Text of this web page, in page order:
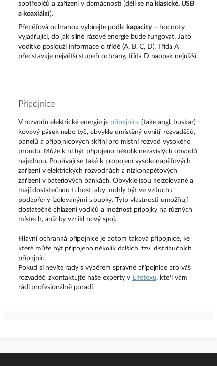
spotřebičů a zařízení v domácnosti (dělí se na klasické, USB
a koaxiální).
Přepěťová ochranou vybírejte podle kapacity – hodnoty
vyjadřující, do jak silné rázové energie bude fungovat. Jako
vodítko poslouží informace o třídě (A, B, C, D). Třída A
představuje největší stupeň ochrany, třída D naopak nejnižší.
Přípojnice
V rozvodu elektrické energie je přípojnice (také angl. busbar)
kovový pásek nebo tyč, obvykle umístěný uvnitř rozvaděčů,
panelů a přípojnicových skříní pro místní rozvod vysokého
proudu. Může k ní být připojeno několik nezávislých obvodů
najednou. Používají se také k propojení vysokonapěťových
zařízení v elektrických rozvodnách a nízkonapěťových
zařízení v bateriových bankách. Obvykle jsou neizolované a
mají dostatečnou tuhost, aby mohly být ve vzduchu
podepřeny izolovanými sloupky. Tyto vlastnosti umožňují
dostatečné chlazení vodičů a možnost přípojky na různých
místech, aniž by vznikl nový spoj.
Hlavní ochranná přípojnice je potom taková přípojnice, ke
které může být připojeno několik dalších, tzv. distribučních
přípojnic.
Pokud si nevíte rady s výběrem správné přípojnice pro váš
rozvaděč, zkontaktujte naše experty v Elfetexu, kteří vám
rádi profesionálně poradí.